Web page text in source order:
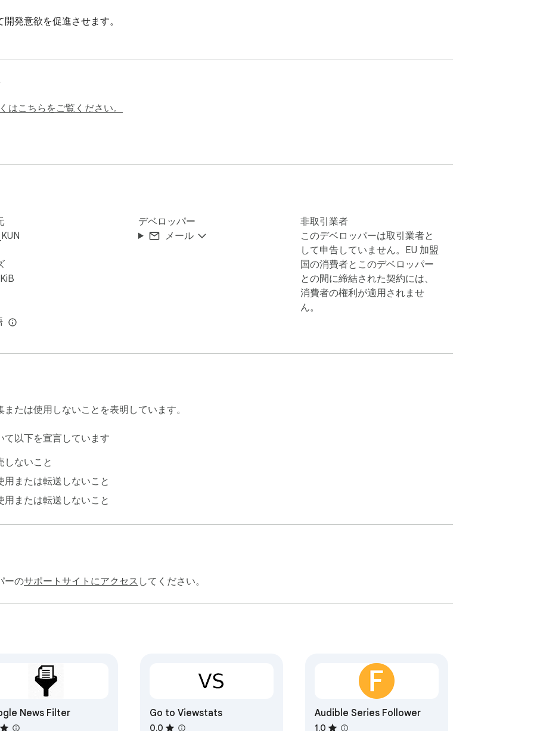
発意欲を促進させます。
はこちらをご覧ください。
デベロッパー
メール
非取引業者
このデベロッパーは取引業者と
して申告していません。EU 加盟
国の消費者とこのデベロッパー
との間に締結された契約には、
消費者の権利が適用されませ
ん。
たは使用しないことを表明しています。
以下を宣言しています
しないこと
または転送しないこと
または転送しないこと
ーのサポートサイトにアクセス してください。
News Filter Go to Viewstats
0.0
Audible Series Follower
1.0